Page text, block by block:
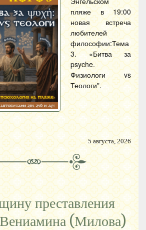
пляже в 19:00
новая встреча
любителей
философии:Тема
3. «Битва за
psyche.
Физиологи vs
Теологи".
5 августа, 2026
преставления
Вениамина (Милова)